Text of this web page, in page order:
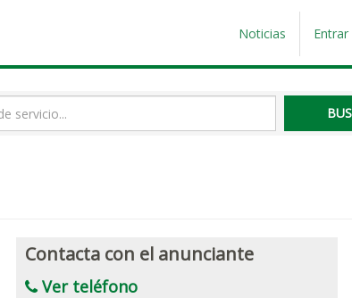
Noticias Entrar
Contacta con el anunciante
Ver teléfono